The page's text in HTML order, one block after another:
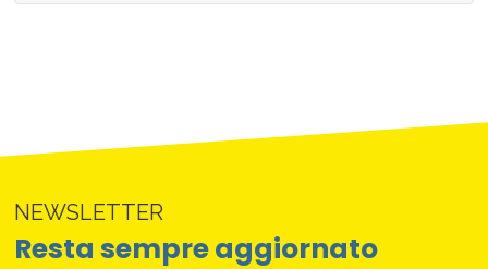
NEWSLETTER
Resta sempre aggiornato